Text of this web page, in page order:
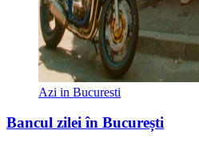
Azi in Bucuresti
Bancul zilei în București